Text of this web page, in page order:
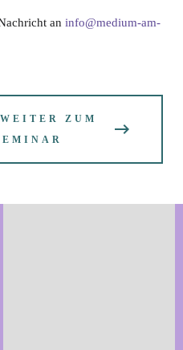
an info@medium-am-
ZUM